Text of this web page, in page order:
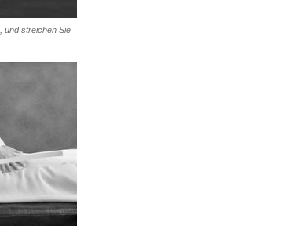
und streichen Sie